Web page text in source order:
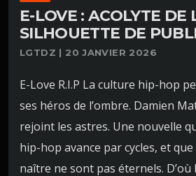
E-LOVE : ACOLYTE DE
SILHOUETTE DE
LGTDZ | 20 JANVIER 2026
E-Love R.I.P La culture hip-hop
ses héros de l’ombre. Damien
rejoint les astres. Une nouvelle
hip-hop avance par cycles, et que
naître ne sont pas éternels. D’où